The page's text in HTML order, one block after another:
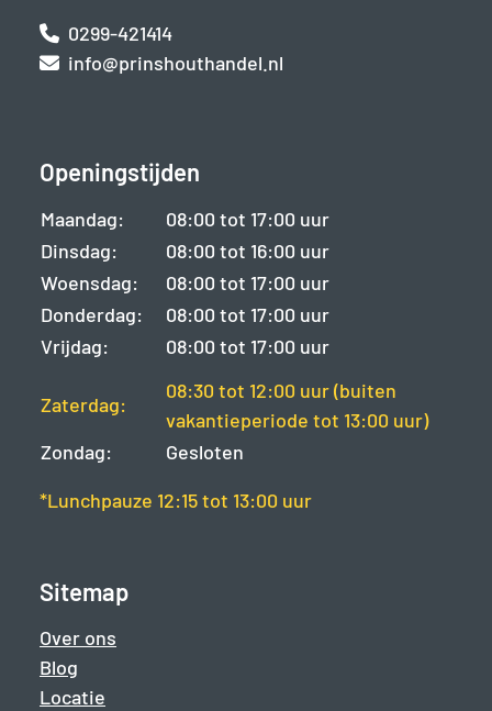
0299-421414
info@prinshouthandel.nl
Openingstijden
Maandag:
08:00 tot 17:00 uur
Dinsdag:
08:00 tot 16:00 uur
Woensdag:
08:00 tot 17:00 uur
Donderdag:
08:00 tot 17:00 uur
Vrijdag:
08:00 tot 17:00 uur
Zaterdag:
08:30 tot 12:00 uur (buiten
vakantieperiode tot 13:00 uur)
Zondag:
Gesloten
*Lunchpauze 12:15 tot 13:00 uur
Sitemap
Over ons
Blog
Locatie